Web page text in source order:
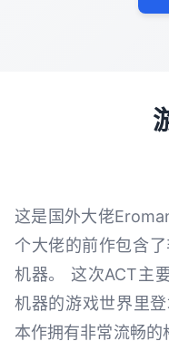
这是国外大佬
个大佬的前作包含
机器。 这次ACT主
机器的游戏世界里
本作拥有非常流畅